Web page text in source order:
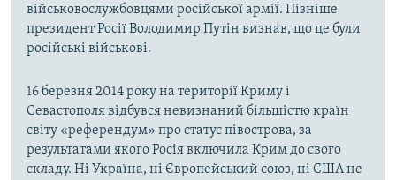
військовослужбовцями російської армії. Пізніше
президент Росії Володимир Путін визнав, що це були
російські військові.
16 березня 2014 року на території Криму і
Севастополя відбувся невизнаний більшістю країн
світу «референдум» про статус півострова, за
результатами якого Росія включила Крим до свого
складу. Ні Україна, ні Європейський союз, ні США не